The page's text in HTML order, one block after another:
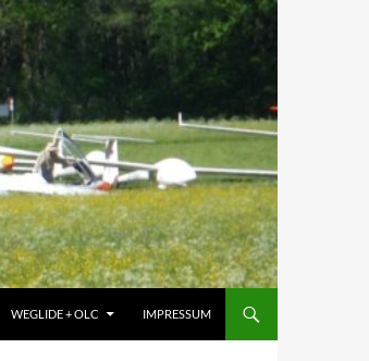
WEGLIDE + OLC IMPRESSUM